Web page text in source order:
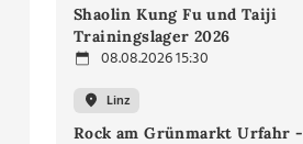
Shaolin Kung Fu und Taiji
Trainingslager 2026
08.08.2026 15:30
Linz
Rock am Grünmarkt Urfahr -